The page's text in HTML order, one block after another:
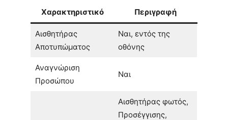
Χαρακτηριστικό Περιγραφή
Αισθητήρας
Αποτυπώματος
Ναι, εντός της
οθόνης
Αναγνώριση
Προσώπου
Ναι
Αισθητήρας φωτός,
Προσέγγισης,